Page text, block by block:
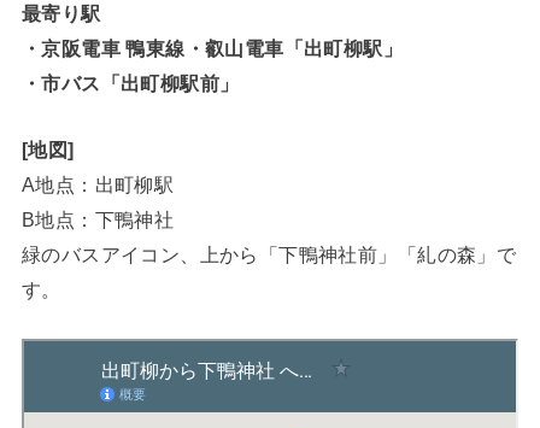
最寄り駅
・京阪電車 鴨東線・叡山電車「出町柳駅」
・市バス「出町柳駅前」
[地図]
A地点：出町柳駅
B地点：下鴨神社
緑のバスアイコン、上から「下鴨神社前」「糺の森」で
す。